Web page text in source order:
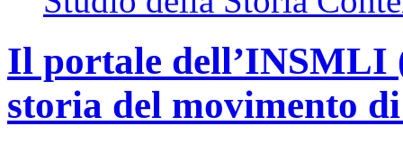
Il portale dell’INSMLI
storia del movimento